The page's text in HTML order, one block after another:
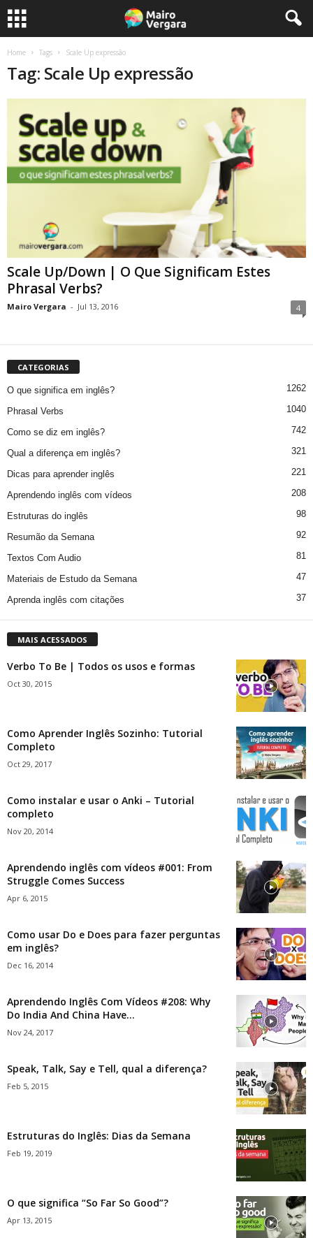
Home Tags Scale Up expressão
Tag: Scale Up expressão
Scale Up/Down | O Que Significam Estes
Phrasal Verbs?
Mairo Vergara - Jul 13, 2016 4
CATEGORIAS
O que significa em inglês? 1262
Phrasal Verbs 1040
Como se diz em inglês? 742
Qual a diferença em inglês? 321
Dicas para aprender inglês 221
Aprendendo inglês com vídeos 208
Estruturas do inglês 98
Resumão da Semana 92
Textos Com Audio 81
Materiais de Estudo da Semana 47
Aprenda inglês com citações 37
MAIS ACESSADOS
Verbo To Be | Todos os usos e formas
Oct 30, 2015
Como Aprender Inglês Sozinho: Tutorial
Completo
Oct 29, 2017
Como instalar e usar o Anki – Tutorial
completo
Nov 20, 2014
Aprendendo inglês com vídeos #001: From
Struggle Comes Success
Apr 6, 2015
Como usar Do e Does para fazer perguntas
em inglês?
Dec 16, 2014
Aprendendo Inglês Com Vídeos #208: Why
Do India And China Have...
Nov 24, 2017
Speak, Talk, Say e Tell, qual a diferença?
Feb 5, 2015
Estruturas do Inglês: Dias da Semana
Feb 19, 2019
O que significa “So Far So Good”?
Apr 13, 2015